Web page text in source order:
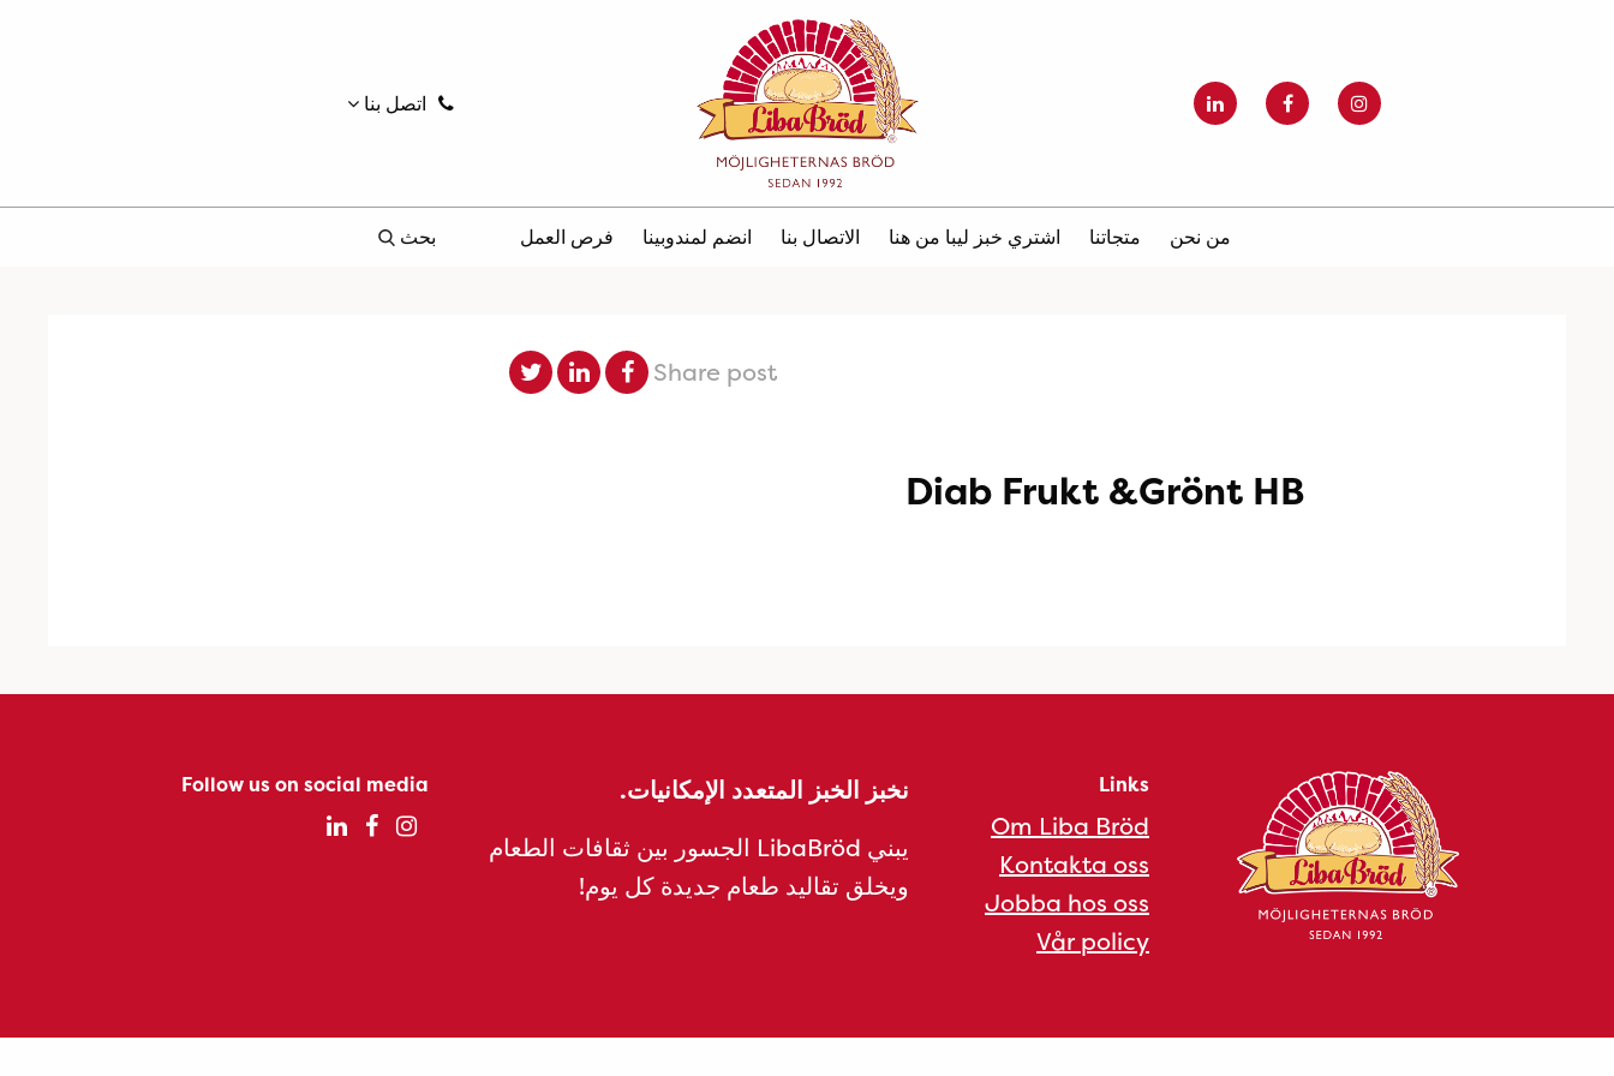
اتصل بنا
من نحن متجاتنا اشتري خبز ليبا من هنا الاتصال بنا انضم لمندوبينا فرص العمل بحث
Share post
Diab Frukt &Grönt HB
Links
Om Liba Bröd
Kontakta oss
Jobba hos oss
Vår policy
نخبز الخبز المتعدد الإمكانيات.
يبني LibaBröd الجسور بين ثقافات الطعام
ويخلق تقاليد طعام جديدة كل يوم!
Follow us on social media